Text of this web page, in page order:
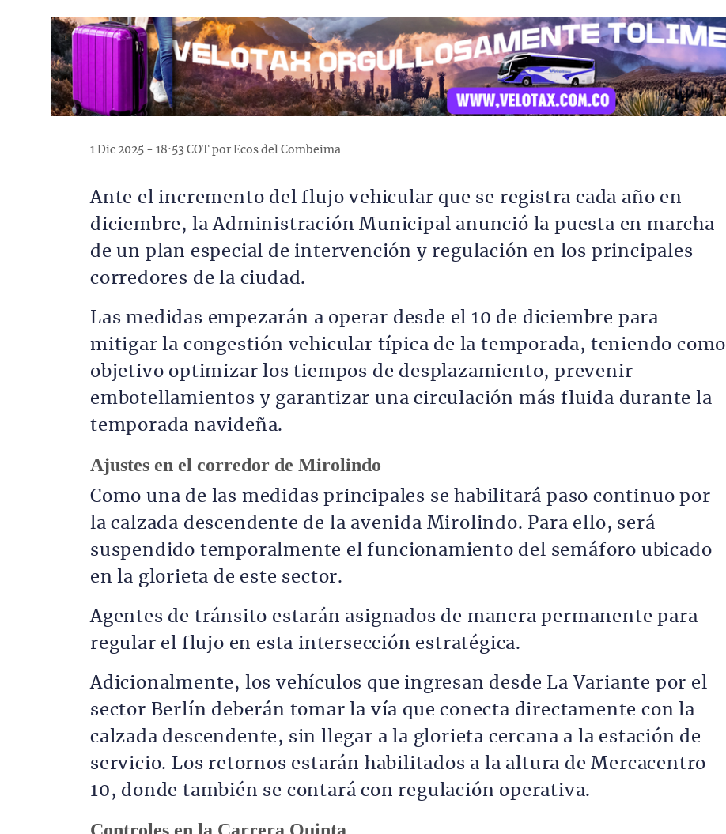
1 Dic 2025 - 18:53 COT por Ecos del Combeima
Ante el incremento del flujo vehicular que se registra cada año en
diciembre, la Administración Municipal anunció la puesta en marcha
de un plan especial de intervención y regulación en los principales
corredores de la ciudad.
Las medidas empezarán a operar desde el 10 de diciembre para
mitigar la congestión vehicular típica de la temporada, teniendo como
objetivo optimizar los tiempos de desplazamiento, prevenir
embotellamientos y garantizar una circulación más fluida durante la
temporada navideña.
Ajustes en el corredor de Mirolindo
Como una de las medidas principales se habilitará paso continuo por
la calzada descendente de la avenida Mirolindo. Para ello, será
suspendido temporalmente el funcionamiento del semáforo ubicado
en la glorieta de este sector.
Agentes de tránsito estarán asignados de manera permanente para
regular el flujo en esta intersección estratégica.
Adicionalmente, los vehículos que ingresan desde La Variante por el
sector Berlín deberán tomar la vía que conecta directamente con la
calzada descendente, sin llegar a la glorieta cercana a la estación de
servicio. Los retornos estarán habilitados a la altura de Mercacentro
10, donde también se contará con regulación operativa.